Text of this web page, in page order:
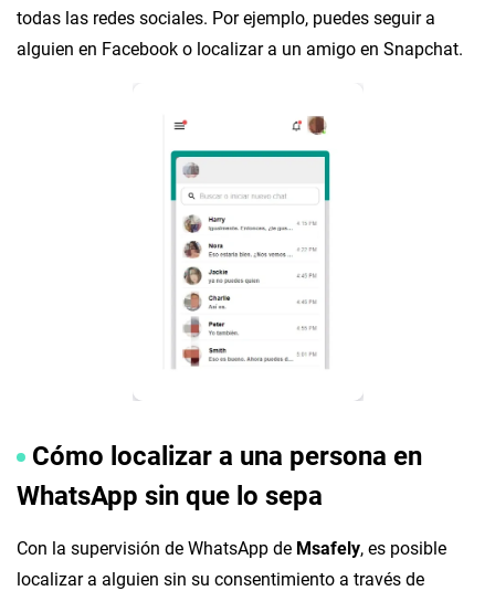
todas las redes sociales. Por ejemplo, puedes seguir a
alguien en Facebook o localizar a un amigo en Snapchat.
Cómo localizar a una persona en
WhatsApp sin que lo sepa
Con la supervisión de WhatsApp de Msafely, es posible
localizar a alguien sin su consentimiento a través de